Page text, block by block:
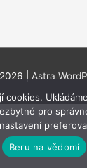
Astra
cookies.
pro
Beru na vědomí